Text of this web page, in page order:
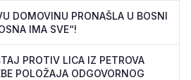
DOMOVINU PRONAŠLA U BOSNI
IMA SVE“!
PROTIV LICA IZ PETROVA
POLOŽAJA ODGOVORNOG